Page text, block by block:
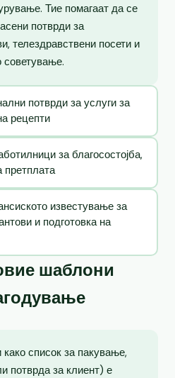
Тие помагаат да се
потврди за
телездравствени посети и
советување.
потврди за услуги за
рецепти
за благосостојба,
претплата
известување за
и подготовка на
шаблони
список за пакување,
потврда за клиент) е